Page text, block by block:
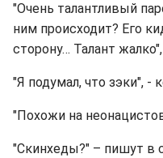
"Очень талантливый
ним происходит? Его
сторону… Талант
"Я подумал, что зэки",
"Похожи на
"Скинхеды?" – пишут в